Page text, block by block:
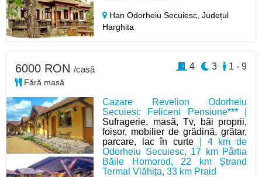
Han Odorheiu Secuiesc,Județul
Harghita
Cazare Revelion Odorheiu
Secuiesc Feliceni Pensiune*** |
Sufragerie, masă, Tv, băi proprii,
foișor, mobilier de grădină, grătar,
parcare, lac în curte | 4 km de
Odorheiu Secuiesc, 17 km Pârtia
Băile Homorod, 22 km Ștrand
Termal Vlăhița, 33 km Praid
6000 RON /casă
Fără masă
1 - 9
3
4